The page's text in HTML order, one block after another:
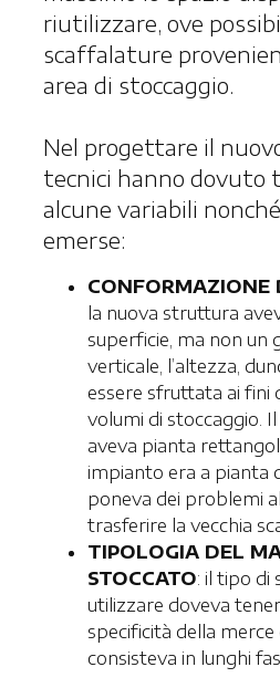
riutilizzare, ove
scaffalature
area di stoccaggio.
Nel progettare il
tecnici hanno dovuto
alcune variabili
emerse:
CONFORMAZIONE
la nuova struttura
superficie, ma non un
verticale, l’altezza,
essere sfruttata ai fini
volumi di stoccaggio.
aveva pianta
impianto era a pianta
poneva dei problemi
trasferire la vecchia
TIPOLOGIA DEL
STOCCATO: il tipo di
utilizzare doveva
specificità della
consisteva in lunghi